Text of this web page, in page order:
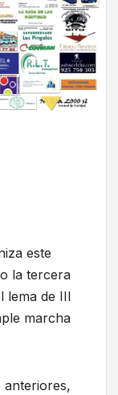
este
la tercera
lema de III
marcha
anteriores,